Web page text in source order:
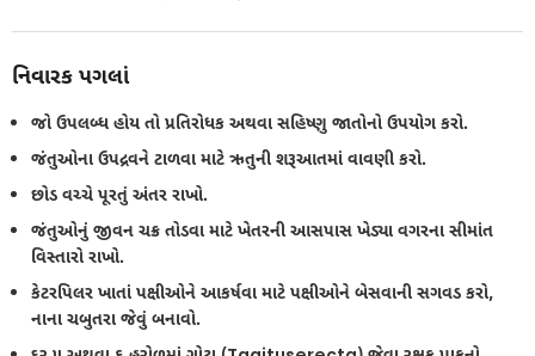
નિવારક પગલાં
જો ઉપલબ્ધ હોય તો પ્રતિરોધક અથવા સહિષ્ણુ જાતોનો ઉપયોગ કરો.
જંતુઓના ઉપદ્રવને ટાળવા માટે ઋતુની શરૂઆતમાં વાવણી કરો.
છોડ વચ્ચે પૂરતું અંતર રાખો.
જંતુઓનું જીવન ચક્ર તોડવા માટે ખેતરની આસપાસ ખેડ્યા વગરના સીમાંત
વિસ્તારો રાખો.
કેટરપિલર ખાતાં પક્ષીઓને આકર્ષવા માટે પક્ષીઓને બેસવાની સગવડ કરો,
નાના ચબુતરા જેવું બનાવો.